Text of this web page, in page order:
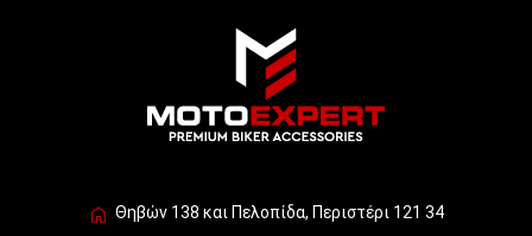
Θηβών 138 και Πελοπίδα, Περιστέρι 121 34